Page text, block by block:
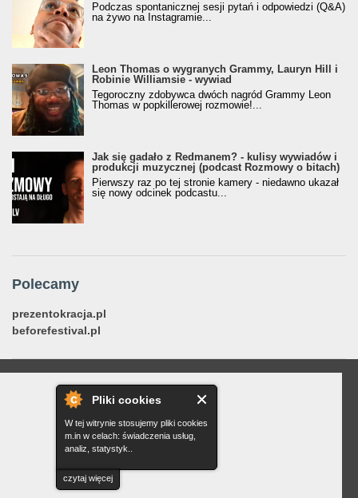
Pliki cookies
W tej witrynie stosujemy pliki cookies
m.in w celach: świadczenia usług,
analiz, statystyk..
czytaj więcej
Podczas spontanicznej sesji pytań i odpowiedzi (Q&A)
na żywo na Instagramie...
Leon Thomas o wygranych Grammy, Lauryn Hill i
Robinie Williamsie - wywiad
Tegoroczny zdobywca dwóch nagród Grammy Leon
Thomas w popkillerowej rozmowie!...
Jak się gadało z Redmanem? - kulisy wywiadów i
produkcji muzycznej (podcast Rozmowy o bitach)
Pierwszy raz po tej stronie kamery - niedawno ukazał
się nowy odcinek podcastu...
Polecamy
prezentokracja.pl
beforefestival.pl